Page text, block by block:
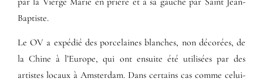
Baptiste.
Le OV a expédié des porcelaines blanches, non décorées, de
la Chine à l’Europe, qui ont ensuite été utilisées par des
artistes locaux à Amsterdam. Dans certains cas comme celui-